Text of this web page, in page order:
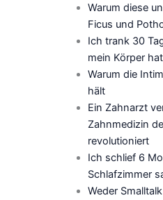
Warum diese
Ficus und
Ich trank 30
mein Körper
Warum die
hält
Ein Zahnarzt
Zahnmedizin
revolutioniert
Ich schlief 6
Schlafzimmer
Weder